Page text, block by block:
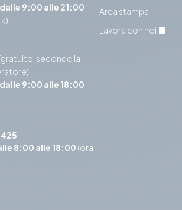
dalle 9:00 alle 21:00
secondo la
dalle 9:00 alle 18:00
8:00 alle 18:00 (ora
Area stampa
Lavora con noi